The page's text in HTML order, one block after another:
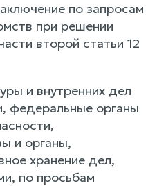
по запросам
при решении
второй статьи 12
и внутренних дел
федеральные органы
и органы,
хранение дел,
по просьбам